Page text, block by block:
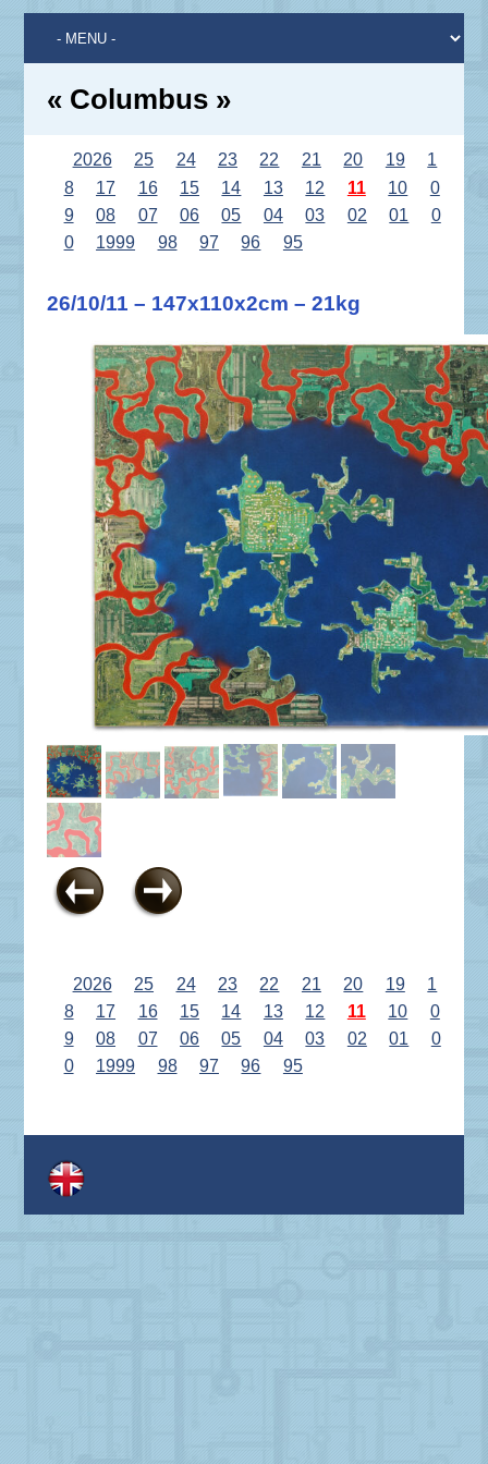
« Columbus »
2026 25 24 23 22 21 20 19
1
8
17 16 15 14 13 12 11 10
0
9
08 07 06 05 04 03 02 01
0
0
1999 98 97 96 95
26/10/11 – 147x110x2cm – 21kg
2026 25 24 23 22 21 20 19
1
8
17 16 15 14 13 12 11 10
0
9
08 07 06 05 04 03 02 01
0
0
1999 98 97 96 95